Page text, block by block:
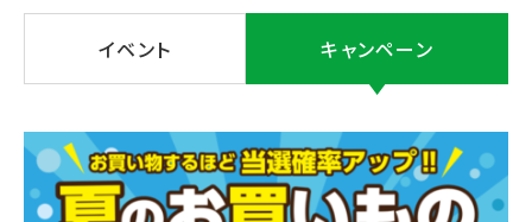
イベント キャンペーン